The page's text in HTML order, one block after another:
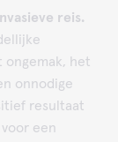
reis.
ongemak, het
onnodige
resultaat
een